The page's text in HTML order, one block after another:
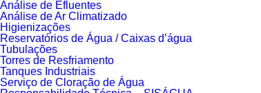
Análise de Efluentes
Análise de Ar Climatizado
Higienizações
Reservatórios de Água / Caixas d’água
Tubulações
Torres de Resfriamento
Tanques Industriais
Serviço de Cloração de Água